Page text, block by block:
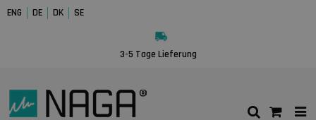
ENG DE DK SE
3-5 Tage Lieferung